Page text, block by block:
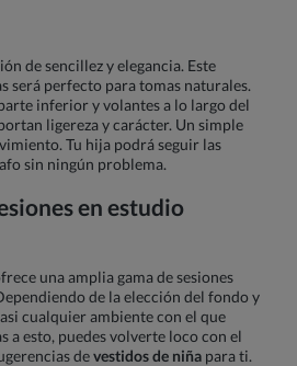
de sencillez y elegancia. Este
será perfecto para tomas naturales.
inferior y volantes a lo largo del
ligereza y carácter. Un simple
Tu hija podrá seguir las
sin ningún problema.
en estudio
una amplia gama de sesiones
de la elección del fondo y
cualquier ambiente con el que
a esto, puedes volverte loco con el
devestidos de niña para ti.